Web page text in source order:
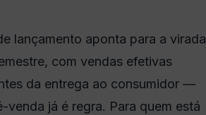
lançamento aponta para a virada
com vendas efetivas
da entrega ao consumidor —
venda já é regra. Para quem está